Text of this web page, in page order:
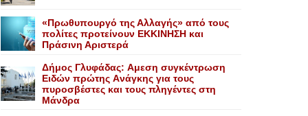
«Πρωθυπουργό της Αλλαγής» από τους
πολίτες προτείνουν EKKINHΣΗ και
Πράσινη Αριστερά
Δήμος Γλυφάδας: Aμεση συγκέντρωση
Eιδών πρώτης Aνάγκης για τους
πυροσβέστες και τους πληγέντες στη
Mάνδρα